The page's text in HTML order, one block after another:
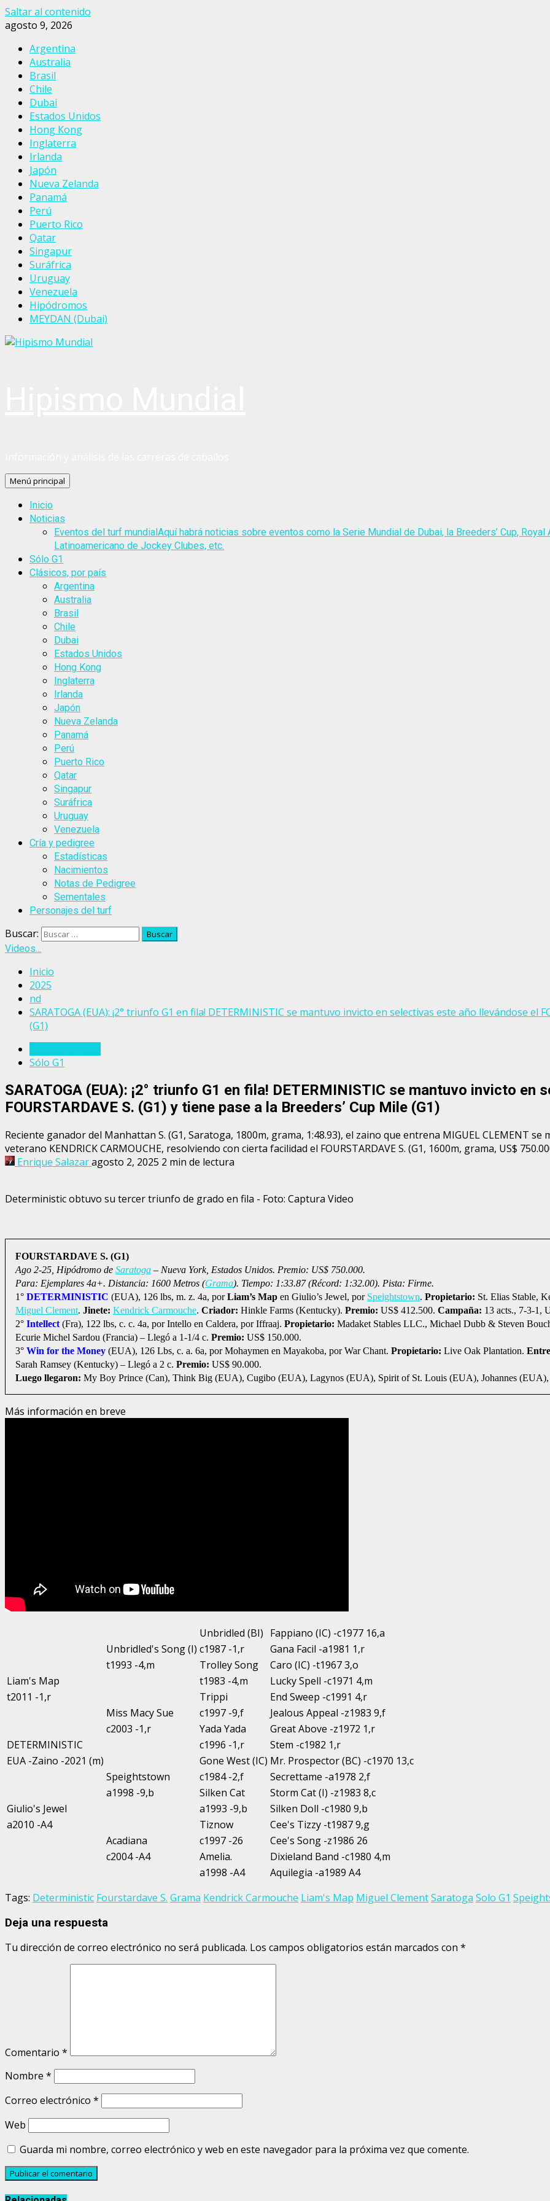
Saltar al contenido
agosto 9, 2026
Argentina
Australia
Brasil
Chile
Dubai
Estados Unidos
Hong Kong
Inglaterra
Irlanda
Japón
Nueva Zelanda
Panamá
Perú
Puerto Rico
Qatar
Singapur
Suráfrica
Uruguay
Venezuela
Hipódromos
MEYDAN (Dubai)
Menú principal
Inicio
Noticias
Eventos del turf mundialAquí habrá noticias sobre eventos como la Serie Mundial de Dubai, la Breeders’ Cup,
Latinoamericano de Jockey Clubes, etc.
Sólo G1
Clásicos, por país
Argentina
Australia
Brasil
Chile
Dubai
Estados Unidos
Hong Kong
Inglaterra
Irlanda
Japón
Nueva Zelanda
Panamá
Perú
Puerto Rico
Qatar
Singapur
Suráfrica
Uruguay
Venezuela
Cría y pedigree
Estadísticas
Nacimientos
Notas de Pedigree
Sementales
Personajes del turf
Buscar:
Videos...
Inicio
2025
nd
SARATOGA (EUA): ¡2° triunfo G1 en fila! DETERMINISTIC se mantuvo invicto en selectivas este año llevándose el
(G1)
Sólo G1
SARATOGA (EUA): ¡2° triunfo G1 en fila! DETERMINISTIC se mantuvo invicto en
FOURSTARDAVE S. (G1) y tiene pase a la Breeders’ Cup Mile (G1)
Reciente ganador del Manhattan S. (G1, Saratoga, 1800m, grama, 1:48.93), el zaino que entrena MIGUEL CLEMENT
veterano KENDRICK CARMOUCHE, resolviendo con cierta facilidad el FOURSTARDAVE S. (G1, 1600m, grama, US$
Enrique Salazaragosto 2, 2025 2 min de lectura
Deterministic obtuvo su tercer triunfo de grado en fila - Foto: Captura Video
FOURSTARDAVE S. (G1)
Ago 2-25, Hipódromo de Saratoga – Nueva York, Estados Unidos. Premio: US$ 750.000.
Para: Ejemplares 4a+. Distancia: 1600 Metros (Grama). Tiempo: 1:33.87 (Récord: 1:32.00). Pista: Firme.
1° DETERMINISTIC (EUA), 126 lbs, m. z. 4a, porLiam’s Map en Giulio’s Jewel, por Speightstown. Propietario: St. Elias Stable,
Miguel Clement. Jinete: Kendrick Carmouche. Criador: Hinkle Farms (Kentucky). Premio: US$ 412.500. Campaña: 13 acts., 7-3-1,
2° Intellect (Fra), 122 lbs, c. c. 4a, por Intello en Caldera, por Iffraaj. Propietario: Madaket Stables LLC., Michael Dubb & Steven
Ecurie Michel Sardou (Francia) – Llegó a 1-1/4 c. Premio: US$ 150.000.
3° Win for the Money (EUA), 126 Lbs, c. a. 6a, por Mohaymen en Mayakoba, por War Chant. Propietario: Live Oak Plantation.
Sarah Ramsey (Kentucky) – Llegó a 2 c. Premio: US$ 90.000.
Luego llegaron: My Boy Prince (Can), Think Big (EUA), Cugibo (EUA), Lagynos (EUA), Spirit of St. Louis (EUA), Johannes
Más información en breve
Unbridled (BI) Fappiano (IC) -c1977 16,a
Unbridled's Song (I) c1987 -1,r
Gana Facil -a1981 1,r
t1993 -4,m
Trolley Song
Caro (IC) -t1967 3,o
Liam's Map
t1983 -4,m
Lucky Spell -c1971 4,m
t2011 -1,r
Trippi
End Sweep -c1991 4,r
Miss Macy Sue
c1997 -9,f
Jealous Appeal -z1983 9,f
c2003 -1,r
Yada Yada
Great Above -z1972 1,r
DETERMINISTIC
c1996 -1,r
Stem -c1982 1,r
EUA -Zaino -2021 (m)
Gone West (IC) Mr. Prospector (BC) -c1970 13,c
Speightstown
c1984 -2,f
Secrettame -a1978 2,f
a1998 -9,b
Silken Cat
Storm Cat (I) -z1983 8,c
Giulio's Jewel
a1993 -9,b
Silken Doll -c1980 9,b
a2010 -A4
Tiznow
Cee's Tizzy -t1987 9,g
Acadiana
c1997 -26
Cee's Song -z1986 26
c2004 -A4
Amelia.
Dixieland Band -c1980 4,m
a1998 -A4
Aquilegia -a1989 A4
Tags: Deterministic Fourstardave S. Grama Kendrick Carmouche Liam's Map Miguel ClementSaratoga Solo G1
Deja una respuesta
Tu dirección de correo electrónico no será publicada. Los campos obligatorios están marcados con *
Comentario *
Nombre *
Correo electrónico *
Web
Guarda mi nombre, correo electrónico y web en este navegador para la próxima vez que comente.